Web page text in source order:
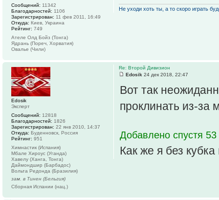
Не уходи хоть ты, а то скоро играть
Сообщений: 11342
Благодарностей: 1106
Зарегистрирован: 11 фев 2011, 16:49
Откуда: Киев, Украина
Рейтинг: 749
Ателе Олд Бойз (Тонга)
Ядрань (Пореч, Хорватия)
Овалье (Чили)
Re: Второй Дивизион
Edosik 24 дек 2018, 22:47
Вот так
проклинать из-за
Добавлено спустя
Как же я без
Edosik
Эксперт
Сообщений: 12818
Благодарностей: 1826
Зарегистрирован: 22 янв 2010, 14:37
Откуда: Буденновск, Россия
Рейтинг: 951
Химнастик (Испания)
Мбале Хироус (Уганда)
Хавелу (Ханга, Тонга)
Даймондшир (Барбадос)
Вольта Редонда (Бразилия)
зам. в Тинен (Бельгия)
Сборная Испании (нац.)